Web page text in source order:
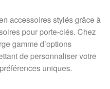
accessoires stylés grâce à
pour porte-clés. Chez
gamme d’options
de personnaliser votre
uniques.